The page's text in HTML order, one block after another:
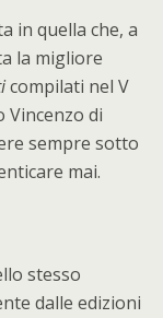
in quella che, a
la migliore
compilati nel V
Vincenzo di
sempre sotto
mai.
stesso
dalle edizioni